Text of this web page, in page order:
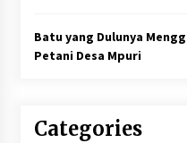
Batu yang Dulunya
Petani Desa Mpuri
Categories